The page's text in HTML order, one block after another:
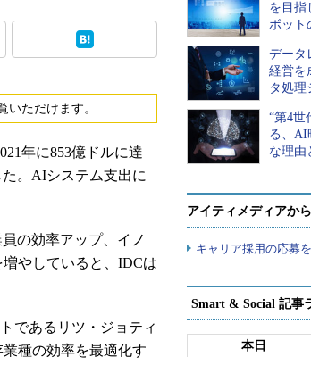
Security & Trust
いただけます。
年に853億ドルに達
。AIシステム支出に
の効率アップ、イノ
やしていると、IDCは
であるリツ・ジョティ
種の効率を最適化す
を目指
ボット
データ
経営を
タ処理
“第4世
る、AI
な理由
アイティメディアか
キャリア採用の応募
Smart & Social 記事
本日